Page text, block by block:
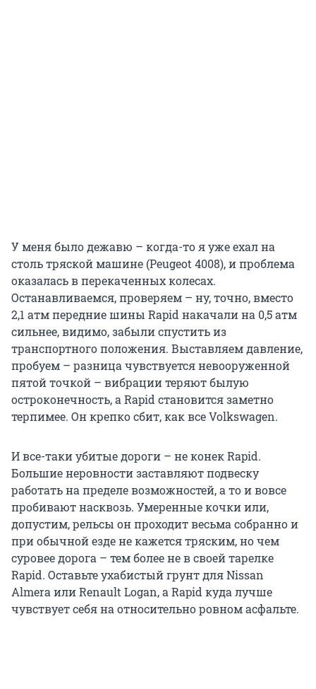
У меня было дежавю – когда-то я уже ехал на
столь тряской машине (Peugeot 4008), и проблема
оказалась в перекаченных колесах.
Останавливаемся, проверяем – ну, точно, вместо
2,1 атм передние шины Rapid накачали на 0,5 атм
сильнее, видимо, забыли спустить из
транспортного положения. Выставляем давление,
пробуем – разница чувствуется невооруженной
пятой точкой – вибрации теряют былую
остроконечность, а Rapid становится заметно
терпимее. Он крепко сбит, как все Volkswagen.
И все-таки убитые дороги – не конек Rapid.
Большие неровности заставляют подвеску
работать на пределе возможностей, а то и вовсе
пробивают насквозь. Умеренные кочки или,
допустим, рельсы он проходит весьма собранно и
при обычной езде не кажется тряским, но чем
суровее дорога – тем более не в своей тарелке
Rapid. Оставьте ухабистый грунт для Nissan
Almera или Renault Logan, а Rapid куда лучше
чувствует себя на относительно ровном асфальте.